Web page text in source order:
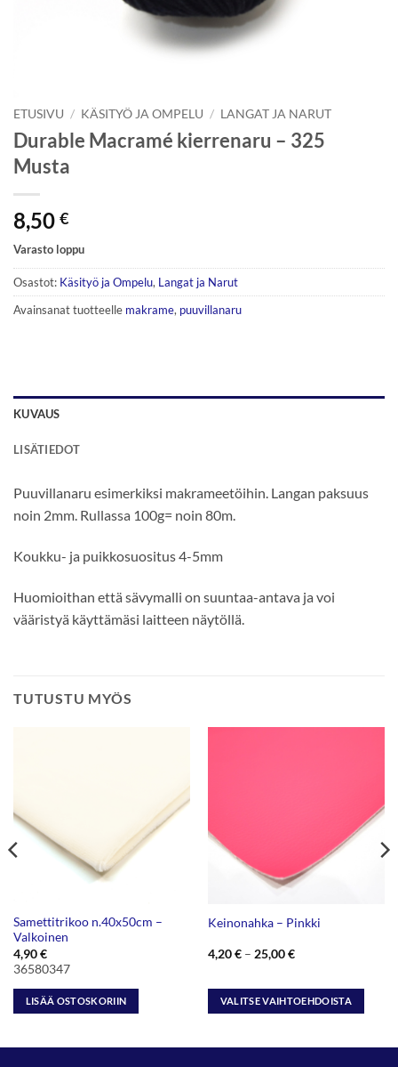
ETUSIVU / KÄSITYÖ JA OMPELU / LANGAT JA NARUT
Durable Macramé kierrenaru – 325
Musta
8,50 €
Varasto loppu
Osastot: Käsityö ja Ompelu, Langat ja Narut
Avainsanat tuotteelle makrame, puuvillanaru
KUVAUS
LISÄTIEDOT
Puuvillanaru esimerkiksi makrameetöihin. Langan paksuus
noin 2mm. Rullassa 100g= noin 80m.
Koukku- ja puikkosuositus 4-5mm
Huomioithan että sävymalli on suuntaa-antava ja voi
vääristyä käyttämäsi laitteen näytöllä.
TUTUSTU MYÖS
Samettitrikoo n.40x50cm –
Valkoinen
4,90€
36580347
LISÄÄ OSTOSKORIIN
Keinonahka – Pinkki
4,20€ – 25,00€Hintaluokka:
25,00 €
VALITSE VAIHTOEHDOISTA